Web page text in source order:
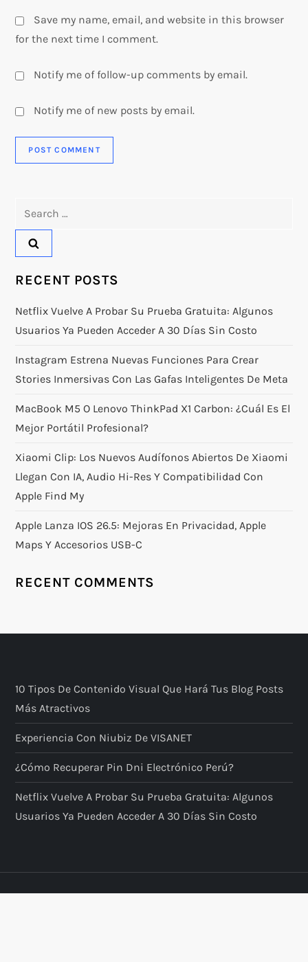
Save my name, email, and website in this browser
for the next time I comment.
Notify me of follow-up comments by email.
Notify me of new posts by email.
RECENT POSTS
Netflix Vuelve A Probar Su Prueba Gratuita: Algunos
Usuarios Ya Pueden Acceder A 30 Días Sin Costo
Instagram Estrena Nuevas Funciones Para Crear
Stories Inmersivas Con Las Gafas Inteligentes De Meta
MacBook M5 O Lenovo ThinkPad X1 Carbon: ¿Cuál Es El
Mejor Portátil Profesional?
Xiaomi Clip: Los Nuevos Audífonos Abiertos De Xiaomi
Llegan Con IA, Audio Hi-Res Y Compatibilidad Con
Apple Find My
Apple Lanza IOS 26.5: Mejoras En Privacidad, Apple
Maps Y Accesorios USB-C
RECENT COMMENTS
10 Tipos De Contenido Visual Que Hará Tus Blog Posts
Más Atractivos
Experiencia Con Niubiz De VISANET
¿Cómo Recuperar Pin Dni Electrónico Perú?
Netflix Vuelve A Probar Su Prueba Gratuita: Algunos
Usuarios Ya Pueden Acceder A 30 Días Sin Costo